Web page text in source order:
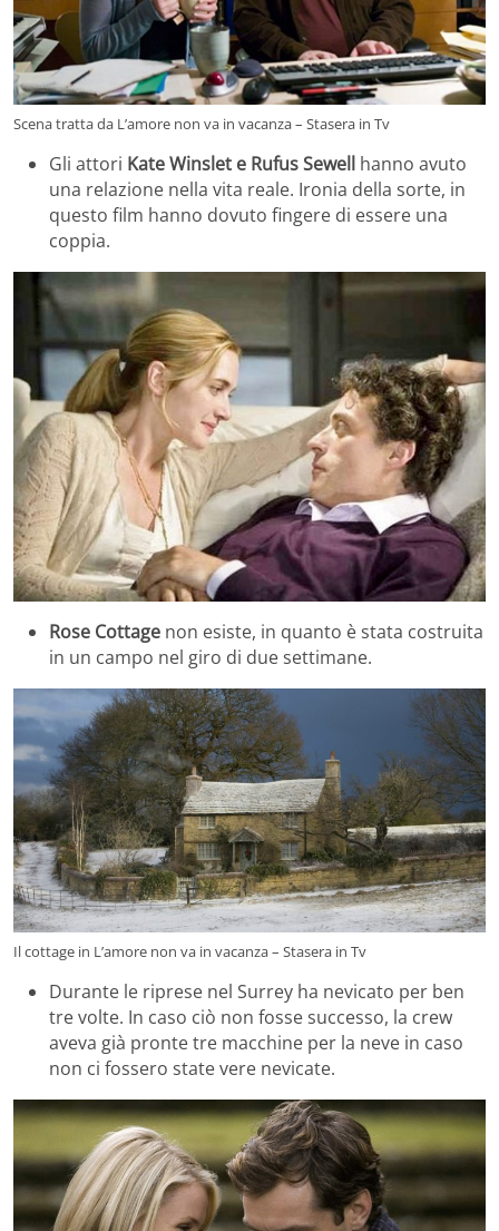
Scena tratta da L’amore non va in vacanza – Stasera in Tv
Gli attori Kate Winslet e Rufus Sewell hanno avuto
una relazione nella vita reale. Ironia della sorte, in
questo film hanno dovuto fingere di essere una
coppia.
Rose Cottage non esiste, in quanto è stata costruita
in un campo nel giro di due settimane.
Il cottage in L’amore non va in vacanza – Stasera in Tv
Durante le riprese nel Surrey ha nevicato per ben
tre volte. In caso ciò non fosse successo, la crew
aveva già pronte tre macchine per la neve in caso
non ci fossero state vere nevicate.